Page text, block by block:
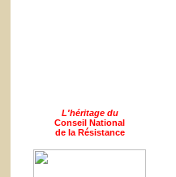
L'héritage du
Conseil National
de la Résistance